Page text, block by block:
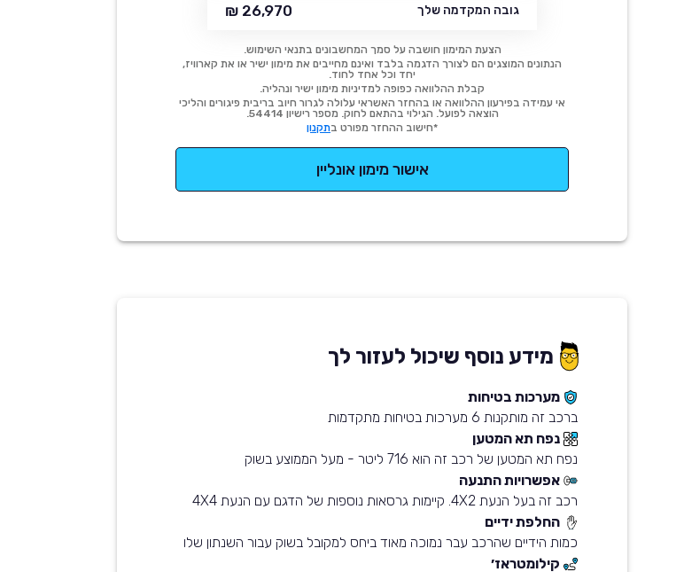
גובה המקדמה שלך 26,970 ₪
הצעת המימון חושבה על סמך המחשבונים בתנאי השימוש.
הנתונים המוצגים הם לצורך הדגמה בלבד ואינם מחייבים את מימון ישיר או את קארוויז,
יחד וכל אחד לחוד.
קבלת ההלוואה כפופה למדיניות מימון ישיר ונהליה.
אי עמידה בפירעון ההלוואה או בהחזר האשראי עלולה לגרור חיוב בריבית פיגורים והליכי
הוצאה לפועל. הגילוי בהתאם לחוק. מספר רישיון 54414.
*חישוב ההחזר מפורט בתקנון
אישור מימון אונליין
מידע נוסף שיכול לעזור לך
מערכות בטיחות
ברכב זה מותקנות 6 מערכות בטיחות מתקדמות
נפח תא המטען
נפח תא המטען של רכב זה הוא 716 ליטר - מעל הממוצע בשוק
אפשרויות התנעה
רכב זה בעל הנעת 4X2. קיימות גרסאות נוספות של הדגם עם הנעת 4X4
החלפת ידיים
כמות הידיים שהרכב עבר נמוכה מאוד ביחס למקובל בשוק עבור השנתון שלו
קילומטראז׳